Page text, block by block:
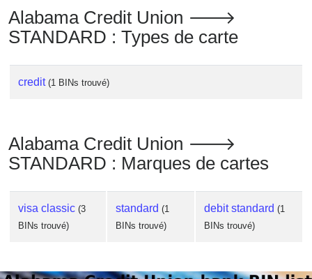
Alabama Credit Union 🡒
STANDARD : Types de carte
credit (1 BINs trouvé)
Alabama Credit Union 🡒
STANDARD : Marques de cartes
visa classic (3
BINs trouvé)
standard (1
BINs trouvé)
debit standard (1
BINs trouvé)